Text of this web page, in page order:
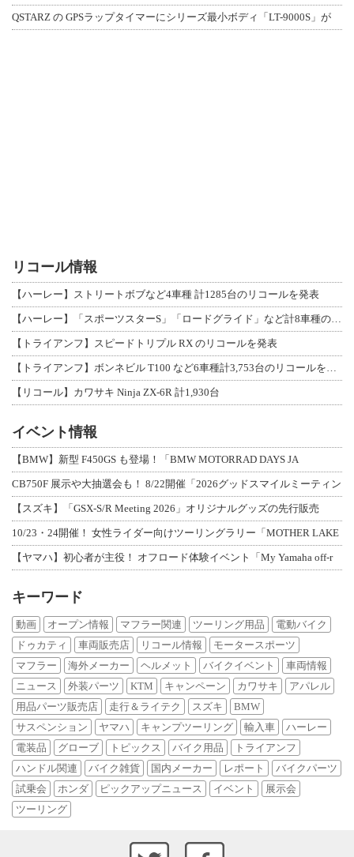
QSTARZ の GPSラップタイマーにシリーズ最小ボディ「LT-9000S」が
リコール情報
【ハーレー】ストリートボブなど4車種 計1285台のリコールを発表
【ハーレー】「スポーツスターS」「ロードグライド」など計8車種のリコールを発表
【トライアンフ】スピードトリプル RX のリコールを発表
【トライアンフ】ボンネビル T100 など6車種計3,753台のリコールを発表
【リコール】カワサキ Ninja ZX-6R 計1,930台
イベント情報
【BMW】新型 F450GS も登場！「BMW MOTORRAD DAYS JA
CB750F 展示や大抽選会も！ 8/22開催「2026グッドスマイルミーティン
【スズキ】「GSX-S/R Meeting 2026」オリジナルグッズの先行販売
10/23・24開催！ 女性ライダー向けツーリングラリー「MOTHER LAKE
【ヤマハ】初心者が主役！ オフロード体験イベント「My Yamaha off-r
キーワード
動画 オープン情報 マフラー関連 ツーリング用品
電動バイク
ドゥカティ
車両販売店 リコール情報
モータースポーツ
マフラー
海外メーカー ヘルメット バイクイベント
車両情報
ニュース
外装パーツ KTM キャンペーン カワサキ
アパレル
用品パーツ販売店
走行＆ライテク スズキ
BMW
サスペンション
ヤマハ キャンプツーリング 輸入車
ハーレー
電装品
グローブ トピックス バイク用品
トライアンフ
ハンドル関連
バイク雑貨 国内メーカー レポート
バイクパーツ
試乗会
ホンダ ピックアップニュース イベント
展示会
ツーリング